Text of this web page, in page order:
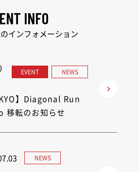
INFO
インフォメーション
EVENT NEWS
】Diagonal Run
移転のお知らせ
NEWS